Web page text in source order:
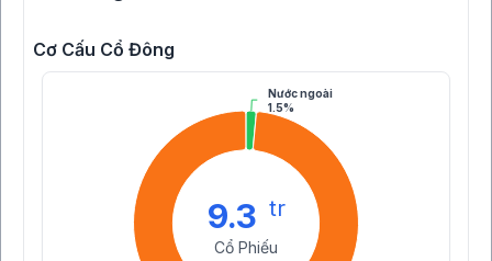
Cơ Cấu Cổ Đông
Nước ngoài
1.5%
9.3 tr
Cổ Phiếu